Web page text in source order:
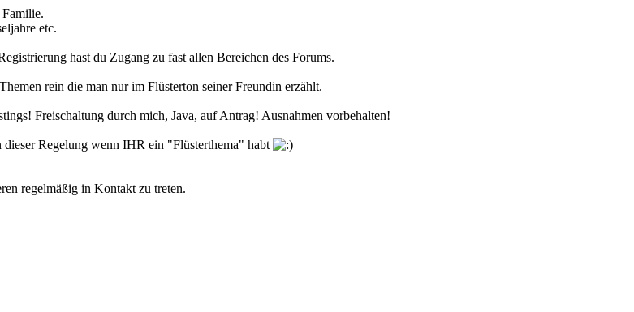
etc.
hast du Zugang zu fast allen Bereichen des Forums.
rein die man nur im Flüsterton seiner Freundin erzählt.
Freischaltung durch mich, Java, auf Antrag! Ausnahmen vorbehalten!
Regelung wenn IHR ein "Flüsterthema" habt
regelmäßig in Kontakt zu treten.